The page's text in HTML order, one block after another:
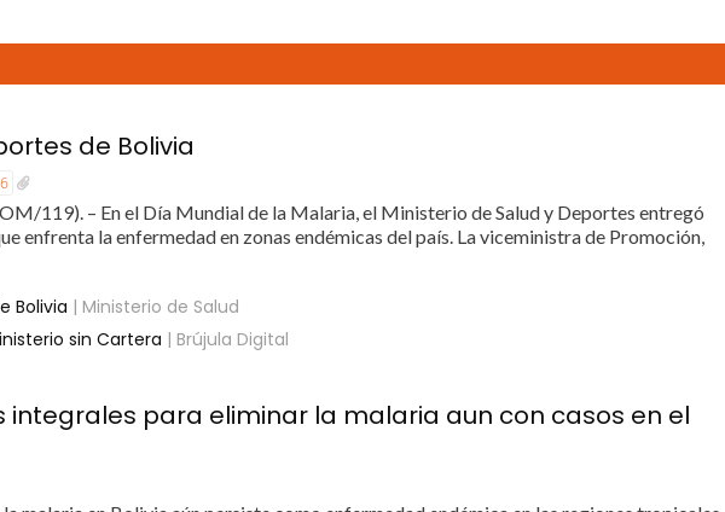
de Bolivia
119). – En el Día Mundial de la Malaria, el Ministerio de Salud y Deportes entregó
enfrenta la enfermedad en zonas endémicas del país. La viceministra de Promoción,
Bolivia | Ministerio de Salud
sin Cartera | Brújula Digital
integrales para eliminar la malaria aun con casos en el